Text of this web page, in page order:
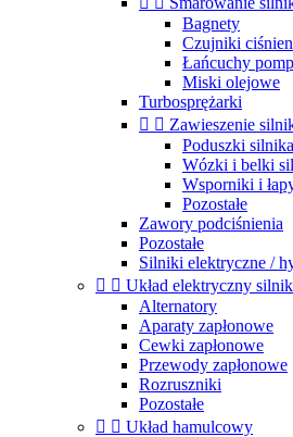
Bagnety
Czujniki
Łańcuchy
Miski olejowe
Turbosprężarki
  Zawieszenie
Poduszki silnika
Wózki i belki
Wsporniki i
Pozostałe
Zawory podciśnienia
Pozostałe
Silniki elektryczne /
  Układ elektryczny
Alternatory
Aparaty zapłonowe
Cewki zapłonowe
Przewody zapłonowe
Rozruszniki
Pozostałe
  Układ hamulcowy